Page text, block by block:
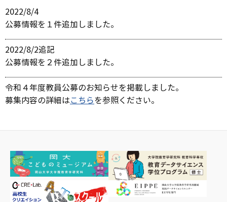
2022/8/4
公募情報を１件追加しました。
2022/8/2追記
公募情報を２件追加しました。
令和４年度教員公募のお知らせを掲載しました。
募集内容の詳細はこちら を参照ください。